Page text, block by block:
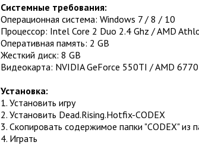
Системные требования:
Операционная система: Windows 7 / 8 / 10
Процессор: Intel Core 2 Duo 2.4 Ghz / AMD
Оперативная память: 2 GB
Жесткий диск: 8 GB
Видеокарта: NVIDIA GeForce 550TI / AMD
Установка:
1. Установить игру
2. Установить Dead.Rising.Hotfix-CODEX
3. Скопировать содержимое папки "CODEX" из
4. Играть